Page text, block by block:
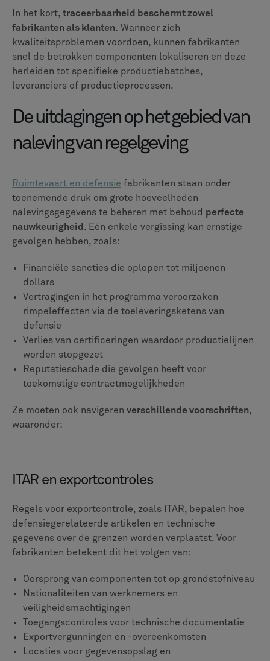
Ze moeten ook navigerenverschillende voorschriften
waaronder:
Regels voor exportcontrole, zoals ITAR, bepalen hoe
defensiegerelateerde artikelen en technische
Oorsprong van componenten tot op grondstofniveau
Nationaliteiten van werknemers en
veiligheidsmachtigingen
Toegangscontroles voor technische documentatie
Locaties voor gegevensopslag en
overdrachtsmethoden
Een enkele ITAR-overtreding kan leiden tot boetes van
maximaal 1 miljoen dollar per incident en
strafrechtelijke sancties. Naast monetaire kosten
kunnen schendingen leiden tot de intrekking van
exportprivileges, waardoor internationale activiteiten
effectief worden stopgezet.
voldoen aan luchtvaartspecifieke vereisten. De norm
Ontwerpcontroles die elke technische beslissing
documenteren
Risicobeheer in de hele toeleveringsketen
houden
Inspectieprocessen voor het eerste artikel
Systemen om namaakonderdelen te voorkomen
Om aan de AS9100-vereisten te voldoen, moet bij elke
stap gedetailleerde documentatie worden gemaakt en